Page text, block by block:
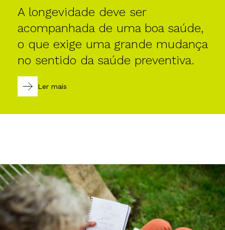
A longevidade deve ser
acompanhada de uma boa saúde,
o que exige uma grande mudança
no sentido da saúde preventiva.
Ler mais